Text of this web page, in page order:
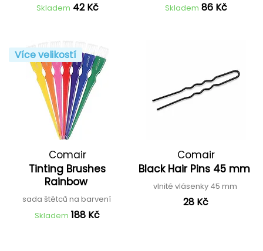
Skladem 42 Kč Skladem 86 Kč
Více velikostí
Comair
Tinting Brushes
Rainbow
sada štětců na barvení
Skladem 188 Kč
Comair
Black Hair Pins 45 mm
vlnité vlásenky 45 mm
28 Kč